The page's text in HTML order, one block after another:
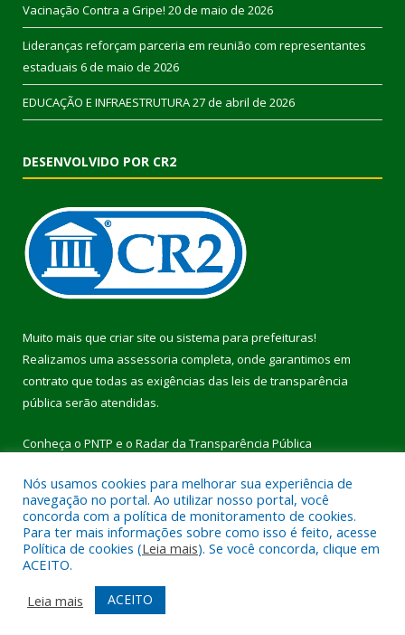
Vacinação Contra a Gripe! 20 de maio de 2026
Lideranças reforçam parceria em reunião com representantes
estaduais 6 de maio de 2026
EDUCAÇÃO E INFRAESTRUTURA27 de abril de 2026
DESENVOLVIDO POR CR2
Muito mais que criar site ou sistema para prefeituras!
Realizamos uma assessoria completa, onde garantimos em
contrato que todas as exigências das leis de transparência
pública serão atendidas.
Conheça o PNTP e o Radar da Transparência Pública
Todos os direitos reservados a Prefeitura Municipal de Pau
D’Arco.
Mapa do Site
Acessar Área Administrativa
Acessar Webmail
Nós usamos cookies para melhorar sua experiência de
navegação no portal. Ao utilizar nosso portal, você
concorda com a política de monitoramento de cookies.
Para ter mais informações sobre como isso é feito, acesse
Política de cookies (Leia mais). Se você concorda, clique em
ACEITO.
Leia mais
ACEITO